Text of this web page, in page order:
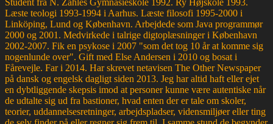
Læste teologi 1993-1994 i Aarhus. Læste filosofi 1995-2000 i
Linköping, Lund og København. Arbejdede som Java programmør
2000 og 2001. Medvirkede i talrige digtoplæsninger i København
2002-2007. Fik en psykose i 2007 "som det tog 10 år at komme sig
nogenlunde over". Gift med Else Andersen i 2010 og bosat i
Fårevejle. Far i 2014. Har skrevet netavisen The Other Newspaper
på dansk og engelsk dagligt siden 2013. Jeg har altid haft eller ejet
en dybtliggende skepsis imod at personer kunne være autentiske når
de udtalte sig ud fra bastioner, hvad enten der er tale om skoler,
teorier, uddannelsesretninger, arbejdspladser, vidensmiljøer eller ting